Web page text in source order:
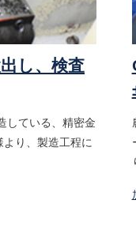
し、検査
している、精密金
り、製造工程に